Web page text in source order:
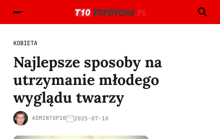
KOBIETA
Najlepsze sposoby na
utrzymanie młodego
wyglądu twarzy
ADMINTOP10 2025-07-10